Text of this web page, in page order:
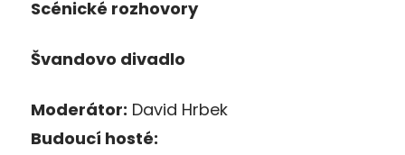
Scénické rozhovory
Švandovo divadlo
Moderátor: David Hrbek
Budoucí hosté: